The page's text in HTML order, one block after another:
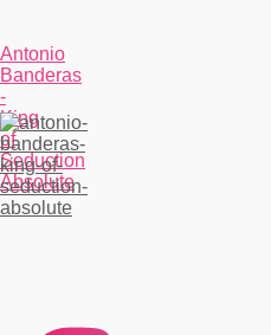
Antonio
Banderas
-
King
of
Seduction
Absolute